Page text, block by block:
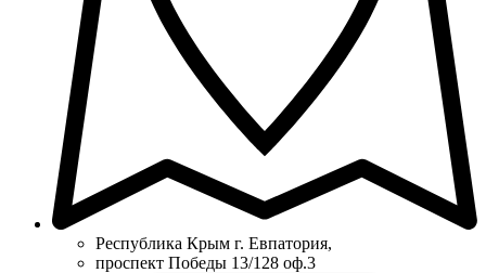
Республика Крым г. Евпатория,
проспект Победы 13/128 оф.3